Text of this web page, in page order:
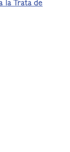
la Trata de